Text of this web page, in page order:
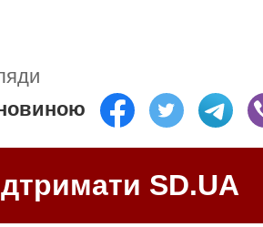
SD.UA